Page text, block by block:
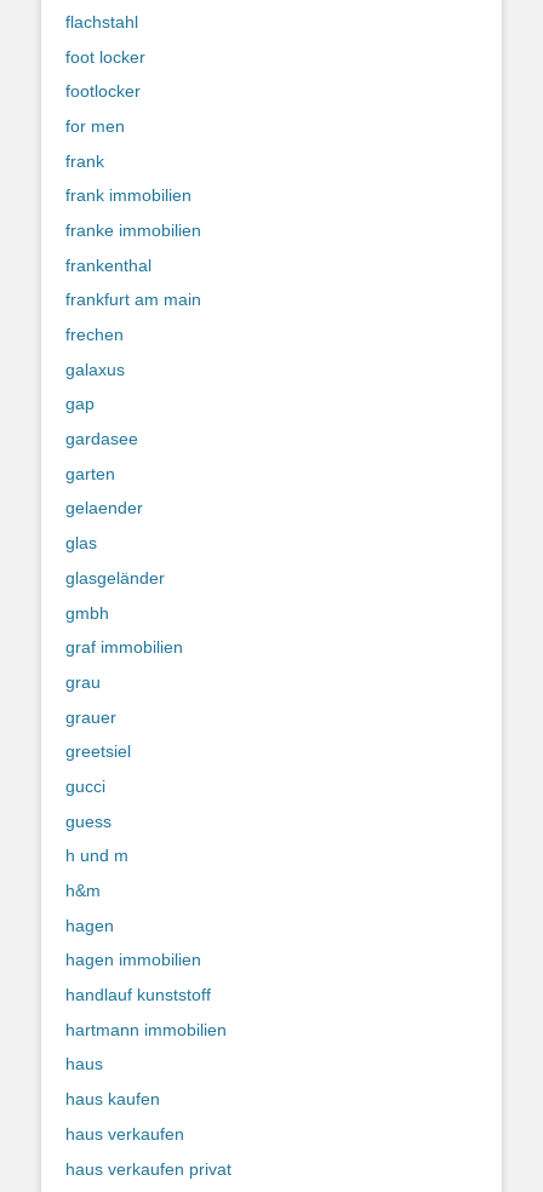
flachstahl
foot locker
footlocker
for men
frank
frank immobilien
franke immobilien
frankenthal
frankfurt am main
frechen
galaxus
gap
gardasee
garten
gelaender
glas
glasgeländer
gmbh
graf immobilien
grau
grauer
greetsiel
gucci
guess
h und m
h&m
hagen
hagen immobilien
handlauf kunststoff
hartmann immobilien
haus
haus kaufen
haus verkaufen
haus verkaufen privat